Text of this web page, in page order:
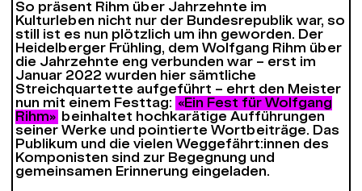
So präsent Rihm über Jahrzehnte im
Kulturleben nicht nur der Bundesrepublik war, so
still ist es nun plötzlich um ihn geworden. Der
Heidelberger Frühling, dem Wolfgang Rihm über
die Jahrzehnte eng verbunden war – erst im
Januar 2022 wurden hier sämtliche
Streichquartette aufgeführt – ehrt den Meister
nun mit einem Festtag: «Ein Fest für Wolfgang
Rihm»
beinhaltet hochkarätige Aufführungen
seiner Werke und pointierte Wortbeiträge. Das
Publikum und die vielen Weggefährt:innen des
Komponisten sind zur Begegnung und
gemeinsamen Erinnerung eingeladen.